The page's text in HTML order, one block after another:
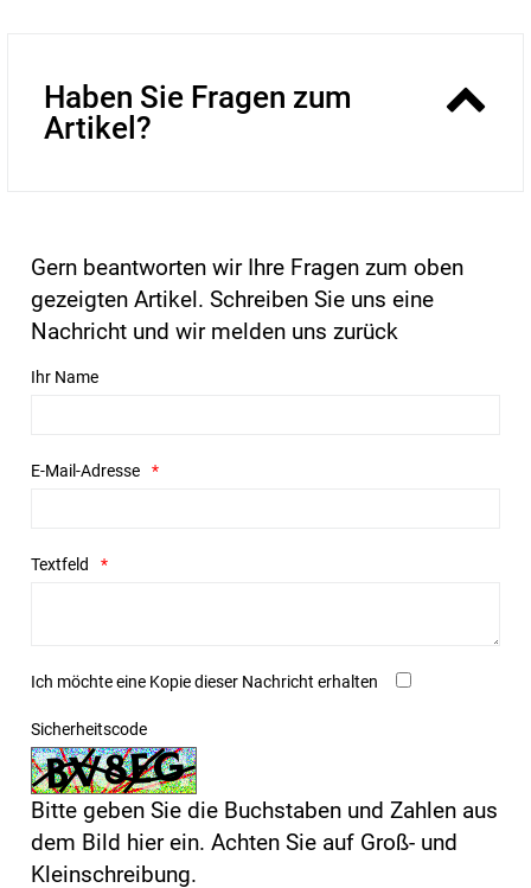
Haben Sie Fragen zum
Artikel?
Gern beantworten wir Ihre Fragen zum oben
gezeigten Artikel. Schreiben Sie uns eine
Nachricht und wir melden uns zurück
Ihr Name
E-Mail-Adresse
Textfeld
Ich möchte eine Kopie dieser Nachricht erhalten
Sicherheitscode
Bitte geben Sie die Buchstaben und Zahlen aus
dem Bild hier ein. Achten Sie auf Groß- und
Kleinschreibung.